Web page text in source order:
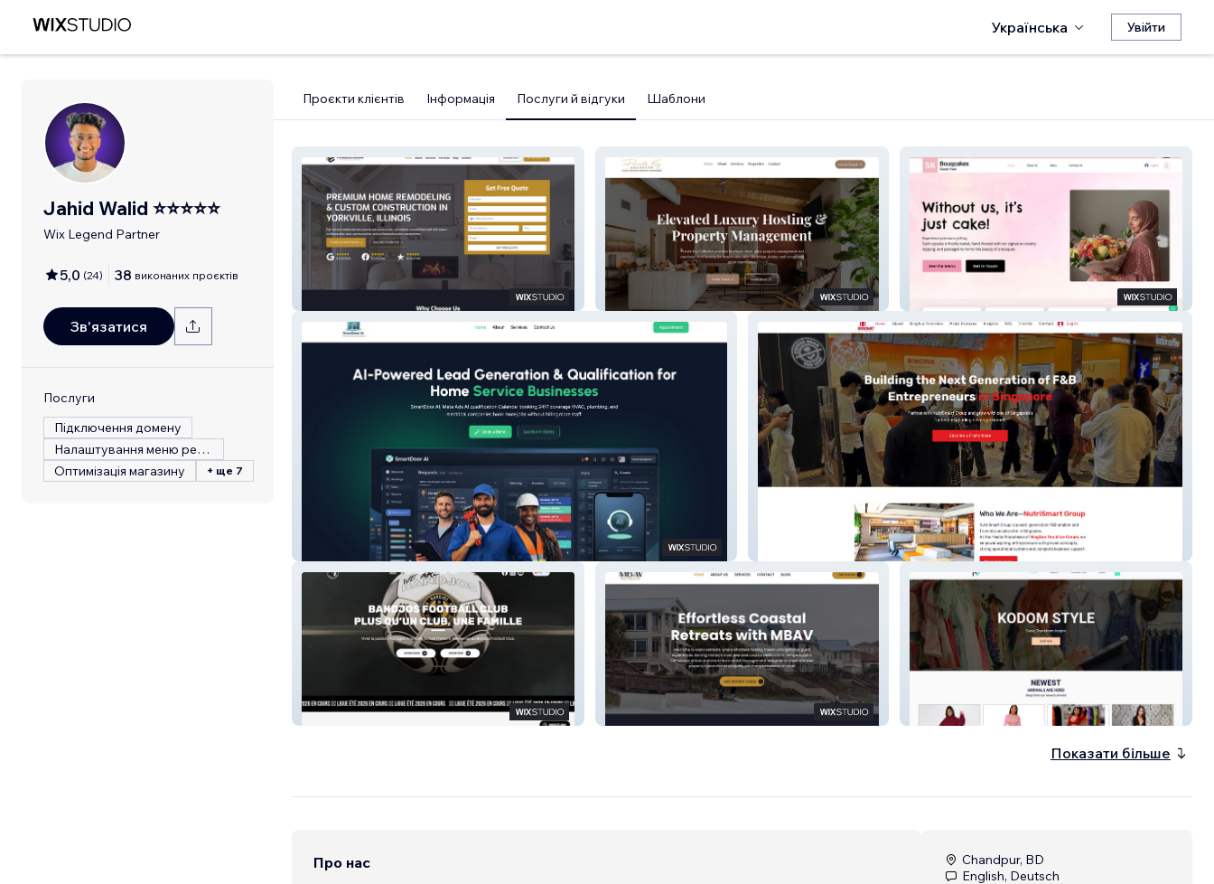
Українська Увійти
Jahid Walid ⭐⭐⭐⭐⭐
Wix Legend Partner
5,0 (24) 38 виконаних проєктів
Зв'язатися
Послуги
Підключення домену
Налаштування меню ресторану
Оптимізація магазину
+ ще 7
Проєкти клієнтів Інформація Послуги й відгуки Шаблони
Timbers Edge Home Solutions,
Private Key Collective
Smartdoorai Nutrismartgroup
Bandjos Club Mbav Retreats Kodom Style
Показати більше
Про нас
Chandpur, BD
English, Deutsch